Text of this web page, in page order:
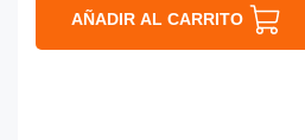
AÑADIR AL CARRITO